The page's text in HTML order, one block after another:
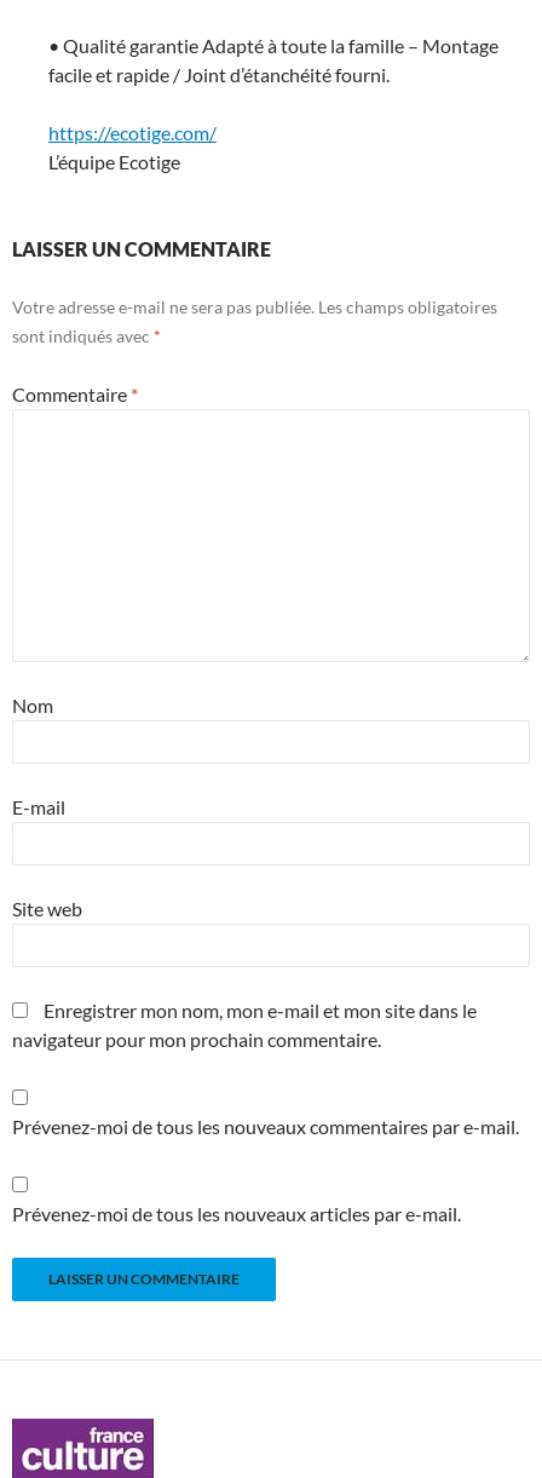
• Qualité garantie Adapté à toute la famille – Montage
facile et rapide / Joint d’étanchéité fourni.
https://ecotige.com/
L’équipe Ecotige
LAISSER UN COMMENTAIRE
Votre adresse e-mail ne sera pas publiée. Les champs obligatoires
sont indiqués avec *
Commentaire *
Nom
E-mail
Site web
Enregistrer mon nom, mon e-mail et mon site dans le
navigateur pour mon prochain commentaire.
Prévenez-moi de tous les nouveaux commentaires par e-mail.
Prévenez-moi de tous les nouveaux articles par e-mail.